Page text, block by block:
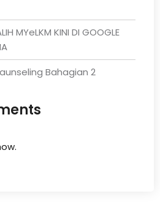
MYeLKM KINI DI GOOGLE
Bahagian 2